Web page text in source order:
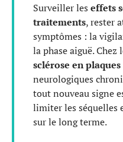
Surveiller les effets
traitements, rester
symptômes : la
la phase aiguë.
sclérose en plaques
neurologiques
tout nouveau signe
limiter les séquelles
sur le long terme.